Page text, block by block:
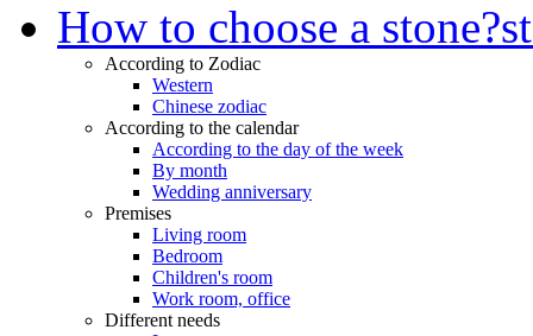
How to choose a stone?
According to Zodiac
Western
Chinese zodiac
According to the calendar
According to the day of the week
By month
Wedding anniversary
Premises
Living room
Bedroom
Children's room
Work room, office
Different needs